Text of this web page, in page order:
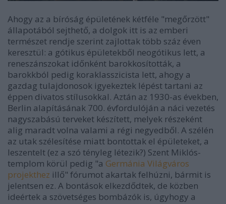
Ahogy az a bíróság épületének kétféle "megőrzött"
állapotából sejthető, a dolgok itt is az emberi
természet rendje szerint zajlottak több száz éven
keresztül: a gótikus épületekből neogótikus lett, a
reneszánszokat időnként barokkosították, a
barokkból pedig koraklasszicista lett, ahogy a
gazdag tulajdonosok igyekeztek lépést tartani az
éppen divatos stílusokkal. Aztán az 1930-as években,
Berlin alapításának 700. évfordulóján a náci vezetés
nagyszabású terveket készített, melyek részeként
alig maradt volna valami a régi negyedből. A szélén
az utak szélesítése miatt bontottak el épületeket, a
leszentelt (ez a szó tényleg létezik?) Szent Miklós-
templom körül pedig "a Germánia Világváros
projekthez illő" fórumot akartak felhúzni, bármit is
jelentsen ez. A bontások elkezdődtek, de közben
ideértek a szövetséges bombázók is, úgyhogy a